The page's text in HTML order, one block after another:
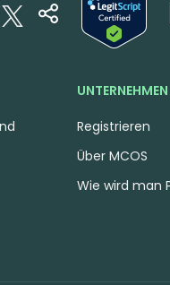
UNTERNEHMEN
Registrieren
Über MCOS
Wie wird man